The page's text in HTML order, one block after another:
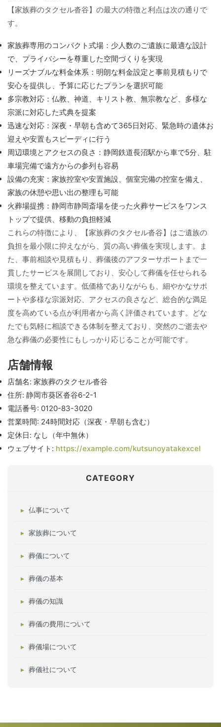
【家族葬のタクセル沓谷】の最大の特徴と利点は次の通りで
す。
家族葬専用のコンパクト式場：少人数のご遺族に最適な設計
で、プライバシーを尊重した空間づくりを実現
リーズナブルな料金体系：明朗な料金設定と事前見積もりで
安心を提供し、予算に応じたプランを選択可能
多宗教対応：仏教、神道、キリスト教、無宗教など、多様な
宗派に対応した式典を提案
迅速な対応：深夜・早朝も含めて365日対応、緊急時の遺体お
迎えや安置もスピーディに行う
周辺環境とアクセスの良さ：静岡鉄道長沼駅から車で5分、駐
車場完備で遠方からの参列も容易
設備の充実：家族控室や安置施設、個室完備の控室を備え、
家族の休憩や思い出の整理も可能
火葬場提携：静岡市静岡斎場を使った火葬サービスをワンス
トップで提供、移動の負担軽減
これらの特徴により、【家族葬のタクセル沓谷】はご遺族の
負担を最小限に抑えながら、質の高い葬儀を実現します。ま
た、事前相談や見積もり、葬儀後のアフターサポートまで一
貫したサービスを展開しており、安心して葬儀を任せられる
環境を整えています。低価格でありながらも、細やかなサポ
ートや多様な宗派対応、アクセスの良さなど、総合的な満足
度を高めている点が利用者から高く評価されています。どな
たでも気軽に相談できる体制を整えており、突然のご逝去や
急な葬儀の必要性にもしっかり応じることが可能です。
店舗情報
店舗名: 家族葬のタクセル沓谷
住所: 静岡市葵区沓谷6-2-1
電話番号: 0120-83-3020
営業時間: 24時間対応（深夜・早朝も含む）
定休日: なし（年中無休）
ウェブサイト: https://example.com/kutsunoyatakexcel
CATEGORY
仏事について
家族葬について
葬儀について
葬儀の基本
葬儀の知識
葬儀の費用について
葬儀場について
葬儀社について